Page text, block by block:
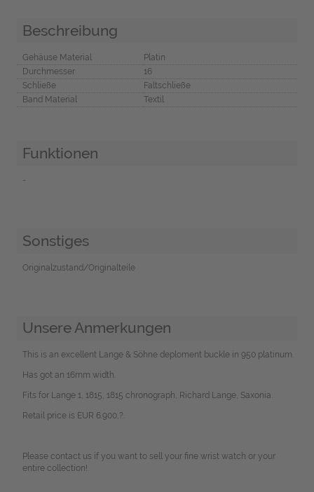
Beschreibung
Gehäuse Material
Platin
Durchmesser
16
Schließe
Faltschließe
Band Material
Textil
Funktionen
-
Sonstiges
Originalzustand/Originalteile
Unsere Anmerkungen
This is an excellent Lange & Söhne deploment buckle in 950 platinum.
Has got an 16mm width.
Fits for Lange 1, 1815, 1815 chronograph, Richard Lange, Saxonia.
Retail price is EUR 6.900,?.
Please contact us if you want to sell your fine wrist watch or your
entire collection!